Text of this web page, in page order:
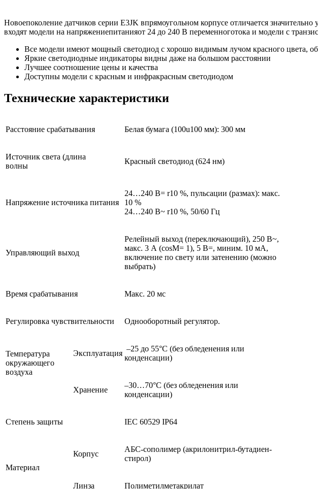
Новоепоколение датчиков серии E3JK впрямоугольном корпусе отличается
входят модели на напряжениепитанияот 24 до 240 В переменноготока и модели с
Все модели имеют мощный светодиод с хорошо видимым лучом красного цвета,
Яркие светодиодные индикаторы видны даже на большом расстоянии
Лучшее соотношение цены и качества
Доступны модели с красным и инфракрасным светодиодом
Технические характеристики
Расстояние срабатывания Белая бумага (100u100 мм): 300 мм
Источник света (длина
волны
Красный светодиод (624 нм)
Напряжение источника питания
24…240 В= r10 %, пульсации (размах): макс.
10 %
24…240 В~ r10 %, 50/60 Гц
Управляющий выход
Релейный выход (переключающий), 250 В~,
макс. 3 А (cosM= 1), 5 В=, миним. 10 мА,
включение по свету или затенению (можно
выбрать)
Время срабатывания Макс. 20 мс
Регулировка чувствительности Однооборотный регулятор.
Температура
окружающего
воздуха
Эксплуатация
–25 до 55°C (без обледенения или
конденсации)
Хранение
–30…70°C (без обледенения или
конденсации)
Степень защиты IEC 60529 IP64
Материал
Корпус
АБС-сополимер (акрилонитрил-бутадиен-
стирол)
Линза Полиметилметакрилат